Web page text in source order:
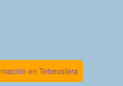
en Tebeosfera